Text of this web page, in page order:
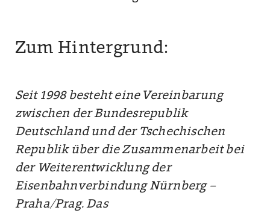
Zum Hintergrund:
Seit 1998 besteht eine Vereinbarung
zwischen der Bundesrepublik
Deutschland und der Tschechischen
Republik über die Zusammenarbeit bei
der Weiterentwicklung der
Eisenbahnverbindung Nürnberg –
Praha/Prag. Das